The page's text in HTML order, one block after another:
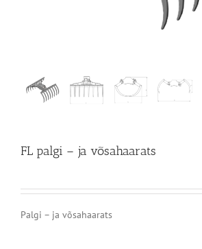
FL palgi – ja võsahaarats
Palgi – ja võsahaarats